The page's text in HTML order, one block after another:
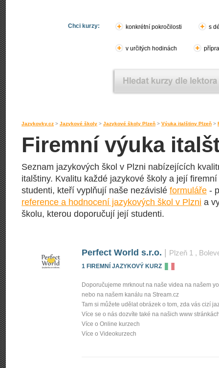
Chci kurzy: konkrétní pokročilosti s
v určitých hodinách
Jazykovky.cz > Jazykové školy > Jazykové školy Plzeň > Výuka italštiny Plzeň >
Firemní výuka
Seznam jazykových škol v Plzni nabízejících
italštiny. Kvalitu každé jazykové školy a její
studenti, kteří vyplňují naše nezávislé formuláře -
reference a hodnocení jazykových škol v Plzni a
školu, kterou doporučují její studenti.
Perfect World s.r.o. Plzeň 1 ,
1 FIREMNÍ JAZYKOVÝ KURZ
Doporučujeme mrknout na naše videa na našem
nebo na našem kanálu na Stream.cz
Tam si můžete udělat obrázek o tom, zda vás cizí
Více se o nás dozvíte také na našich www
Více o Online kurzech
Více o Videokurzech